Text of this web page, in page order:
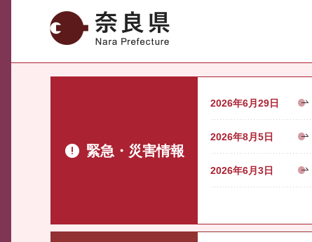
奈良県
緊急・災害情報
2026年6月29日
2026年8月5日
2026年6月3日